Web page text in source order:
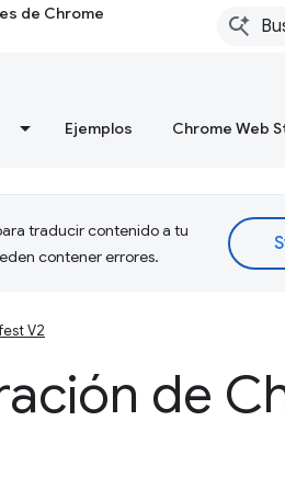
de Chrome
Ejemplos Chrome Web
traducir contenido a tu
contener errores.
V2
de